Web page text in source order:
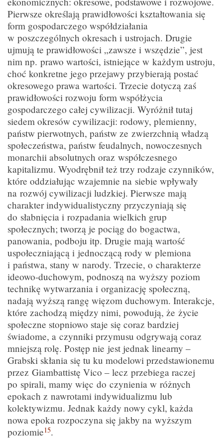
Pierwsze określają prawidłowości kształtowania się
form gospodarczego współdziałania
w poszczególnych okresach i ustrojach. Drugie
ujmują te prawidłowości „zawsze i wszędzie”, jest
nim np. prawo wartości, istniejące w każdym ustroju,
choć konkretne jego przejawy przybierają postać
okresowego prawa wartości. Trzecie dotyczą zaś
prawidłowości rozwoju form współżycia
gospodarczego całej cywilizacji. Wyróżnił tutaj
siedem okresów cywilizacji: rodowy, plemienny,
państw pierwotnych, państw ze zwierzchnią władzą
społeczeństwa, państw feudalnych, nowoczesnych
monarchii absolutnych oraz współczesnego
kapitalizmu. Wyodrębnił też trzy rodzaje czynników,
które oddziałując wzajemnie na siebie wpływały
na rozwój cywilizacji ludzkiej. Pierwsze mają
charakter indywidualistyczny przyczyniają się
do słabnięcia i rozpadania wielkich grup
społecznych; tworzą je pociąg do bogactwa,
panowania, podboju itp. Drugie mają wartość
uspołeczniającą i jednoczącą rody w plemiona
i państwa, stany w narody. Trzecie, o charakterze
ideowo-duchowym, podnoszą na wyższy poziom
technikę wytwarzania i organizację społeczną,
nadają wyższą rangę więzom duchowym. Interakcje,
które zachodzą między nimi, powodują, że życie
społeczne stopniowo staje się coraz bardziej
świadome, a czynniki przymusu odgrywają coraz
mniejszą rolę. Postęp nie jest jednak linearny –
Grabski skłania się tu ku modelowi przedstawionemu
przez Giambattistę Vico – lecz przebiega raczej
po spirali, mamy więc do czynienia w różnych
epokach z nawrotami indywidualizmu lub
kolektywizmu. Jednak każdy nowy cykl, każda
nowa epoka rozpoczyna się jakby na wyższym
poziomie15.